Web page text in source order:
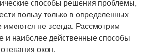
способы решения проблемы,
пользу только в определенных
имеются не всегда. Рассмотрим
и наиболее действенные способы
окон.